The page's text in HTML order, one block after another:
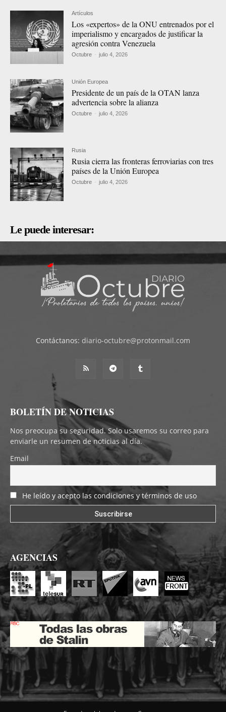
Artículos
Los «expertos» de la ONU entrenados por el
imperialismo y encargados de justificar la
agresión contra Venezuela
Octubre - julio 4, 2026
Unión Europea
Presidente de un país de la OTAN lanza
advertencia sobre la alianza
Octubre - julio 4, 2026
Rusia
Rusia cierra las fronteras ferroviarias con tres
países de la Unión Europea
Octubre - julio 4, 2026
Le puede interesar:
Contáctanos: diario-octubre@protonmail.com
BOLETÍN DE NOTICIAS
Nos preocupa su seguridad. Solo usaremos su correo para
enviarle un resumen de noticias al día.
Email
He leído y acepto las condiciones y términos de uso
AGENCIAS